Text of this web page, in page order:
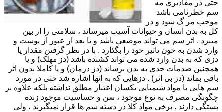
حتی در مقادیری مه
سم خطرنامی باشد
موجب مر گ شود و در
کل به بدن انسان و حیوانات آسیب میرساند ، سلامتی را از بین
میبرد . اثر سم می تواند موضعی باشد و یا بعد از عبور از پوست و
وارد شدن به خون تاثیر خود را بگذارد . با در نظر گرفتن مقدار یا
دزی که به بدن وارد شده می تواند کشنده باشد (دز مهلک) و یا
همچنین صدمات جدی به بدن برساند (دز درمان) و یا کاملا بدون اثر
باقی بماند (دز بی اثر) . دزهایی که به انها اشاره شد حتی در مورد
سم هایی با مواد شیمیایی یکسان اعتبار مطلق نداشته بلکه علاوه بر
چگونگی مصرف به نوع موجود ، سن و حساسیت موجود زنده
بستگی دارند . برخی مواد کلا در دسته سم ها قرار نمیگیرند ، ولی